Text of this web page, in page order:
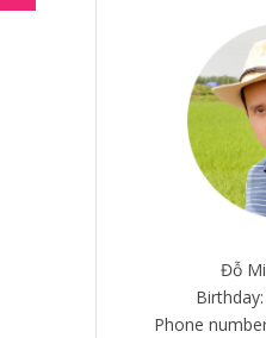
Đỗ
Phone